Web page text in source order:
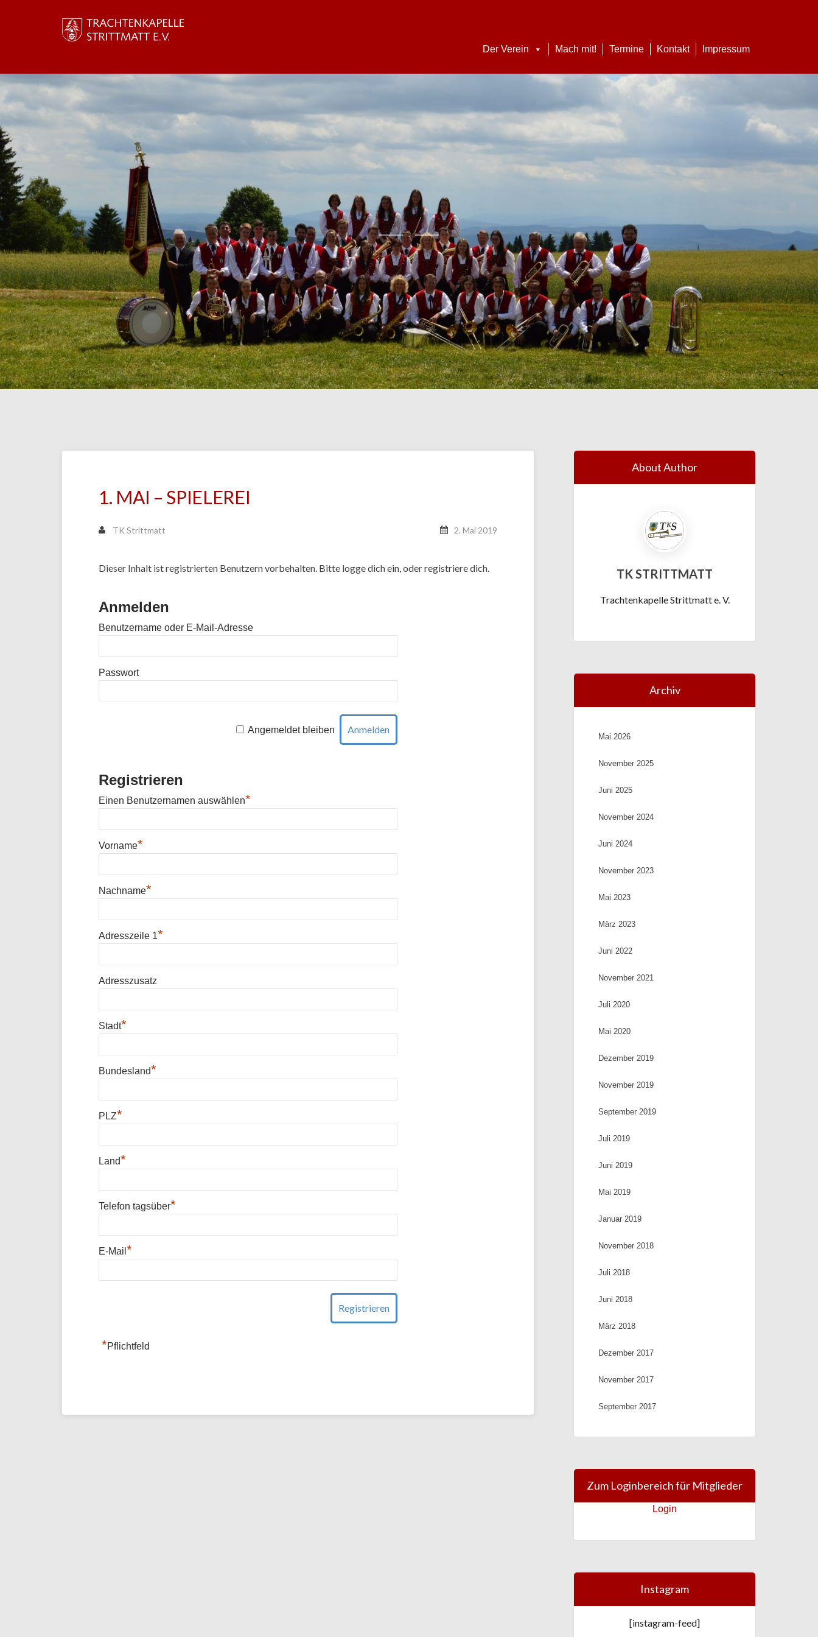
Der Verein Mach mit! Termine Kontakt Impressum
1. MAI – SPIELEREI
TK Strittmatt 2. Mai 2019
Dieser Inhalt ist registrierten Benutzern vorbehalten. Bitte logge dich ein, oder registriere dich.
Anmelden
Benutzername oder E-Mail-Adresse
Passwort
Angemeldet bleiben
Registrieren
Einen Benutzernamen auswählen*
Vorname*
Nachname*
Adresszeile 1*
Adresszusatz
Stadt*
Bundesland*
PLZ*
Land*
Telefon tagsüber*
E-Mail *
*Pflichtfeld
About Author
TK STRITTMATT
Trachtenkapelle Strittmatt e. V.
Archiv
Mai 2026
November 2025
Juni 2025
November 2024
Juni 2024
November 2023
Mai 2023
März 2023
Juni 2022
November 2021
Juli 2020
Mai 2020
Dezember 2019
November 2019
September 2019
Juli 2019
Juni 2019
Mai 2019
Januar 2019
November 2018
Juli 2018
Juni 2018
März 2018
Dezember 2017
November 2017
September 2017
Zum Loginbereich für Mitglieder
Login
Instagram
[instagram-feed]